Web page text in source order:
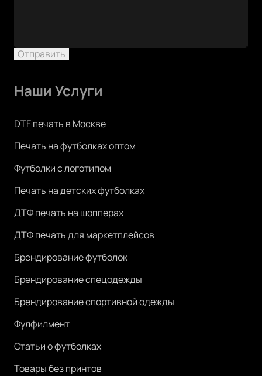
Отправить
Наши Услуги
DTF печать в Москве
Печать на футболках оптом
Футболки с логотипом
Печать на детских футболках
ДТФ печать на шопперах
ДТФ печать для маркетплейсов
Брендирование футболок
Брендирование спецодежды
Брендирование спортивной одежды
Фулфилмент
Статьи о футболках
Товары без принтов